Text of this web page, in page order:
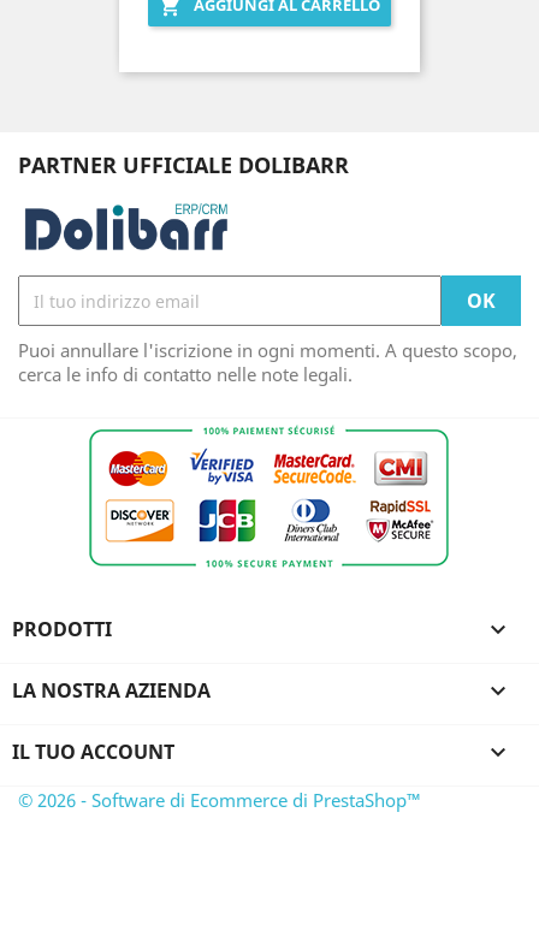
 AGGIUNGI AL CARRELLO
PARTNER UFFICIALE DOLIBARR
Puoi annullare l'iscrizione in ogni momenti. A questo scopo,
cerca le info di contatto nelle note legali.
PRODOTTI 
LA NOSTRA AZIENDA 
IL TUO ACCOUNT 
© 2026 - Software di Ecommerce di PrestaShop™